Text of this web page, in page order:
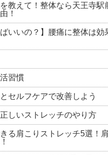
教えて！整体なら天王寺駅
！
ばいいの？】腰痛に整体は効
習慣
セルフケアで改善しよう
しいストレッチのやり方
る肩こりストレッチ5選！